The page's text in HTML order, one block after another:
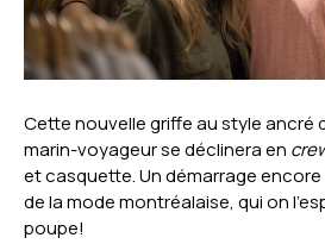
Cette nouvelle griffe au style ancré
marin-voyageur se déclinera en
et casquette. Un démarrage
de la mode montréalaise, qui on
poupe!